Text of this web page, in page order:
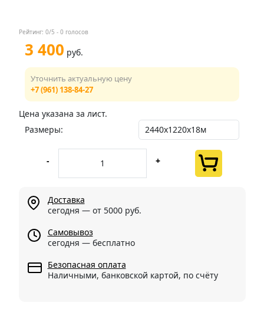
Рейтинг: 0/5 - 0 голосов
3 400 руб.
Уточнить актуальную цену
+7 (961) 138-84-27
Цена указана за лист.
Размеры:
- +
Доставка
сегодня — от 5000 руб.
Самовывоз
сегодня — бесплатно
Безопасная оплата
Наличными, банковской картой, по счёту